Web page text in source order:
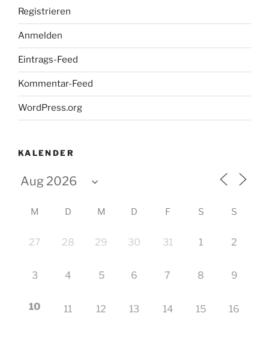
Registrieren
Anmelden
Eintrags-Feed
Kommentar-Feed
WordPress.org
KALENDER
M D M D F S S
27 28 29 30 31 1 2
3 4 5 6 7 8 9
10 11 12 13 14 15 16